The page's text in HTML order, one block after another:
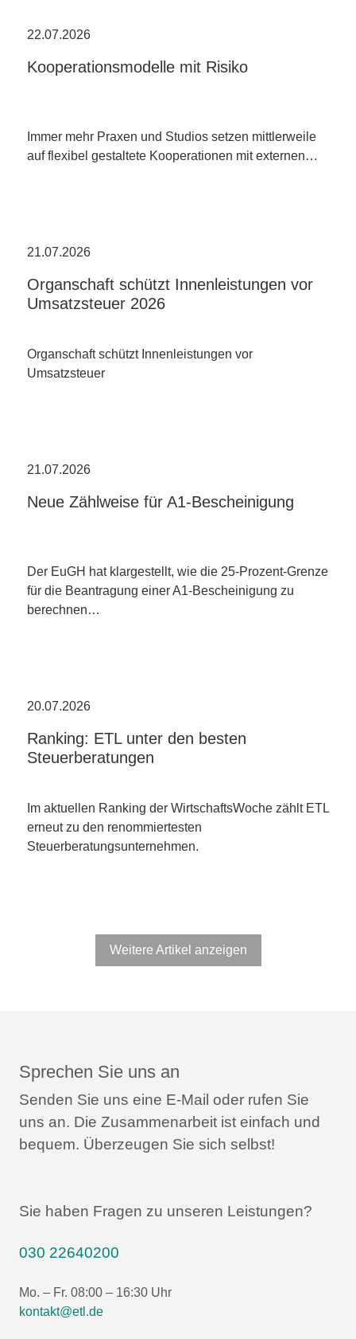
22.07.2026
Kooperationsmodelle mit Risiko
Immer mehr Praxen und Studios setzen mittlerweile
auf flexibel gestaltete Kooperationen mit externen…
21.07.2026
Organschaft schützt Innenleistungen vor
Umsatzsteuer 2026
Organschaft schützt Innenleistungen vor
Umsatzsteuer
21.07.2026
Neue Zählweise für A1-Bescheinigung
Der EuGH hat klargestellt, wie die 25-Prozent-Grenze
für die Beantragung einer A1-Bescheinigung zu
berechnen…
20.07.2026
Ranking: ETL unter den besten
Steuerberatungen
Im aktuellen Ranking der WirtschaftsWoche zählt ETL
erneut zu den renommiertesten
Steuerberatungsunternehmen.
Weitere Artikel anzeigen
Sprechen Sie uns an
Senden Sie uns eine E-Mail oder rufen Sie
uns an. Die Zusammenarbeit ist einfach und
bequem. Überzeugen Sie sich selbst!
Sie haben Fragen zu unseren Leistungen?
030 22640200
Mo. – Fr. 08:00 – 16:30 Uhr
kontakt@etl.de